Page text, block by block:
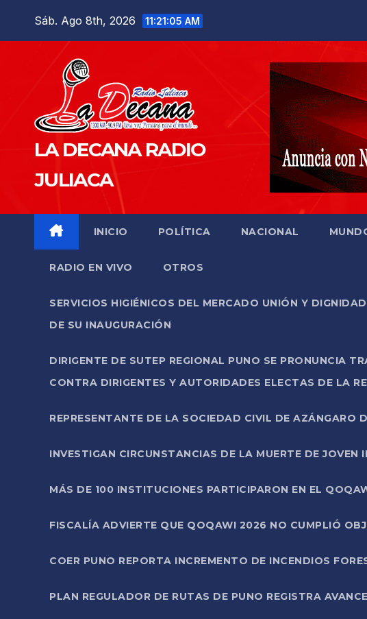
Sáb. Ago 8th, 2026 11:21:06 AM
LA DECANA RADIO
JULIACA
INICIO POLÍTICA NACIONAL
RADIO EN VIVO OTROS
SERVICIOS HIGIÉNICOS DEL MERCADO UNIÓN Y
DE SU INAUGURACIÓN
DIRIGENTE DE SUTEP REGIONAL PUNO SE PRONUNCIA
CONTRA DIRIGENTES Y AUTORIDADES ELECTAS DE LA
REPRESENTANTE DE LA SOCIEDAD CIVIL DE AZÁNGARO
INVESTIGAN CIRCUNSTANCIAS DE LA MUERTE DE
MÁS DE 100 INSTITUCIONES PARTICIPARON EN EL
FISCALÍA ADVIERTE QUE QOQAWI 2026 NO CUMPLIÓ
COER PUNO REPORTA INCREMENTO DE INCENDIOS
PLAN REGULADOR DE RUTAS DE PUNO REGISTRA